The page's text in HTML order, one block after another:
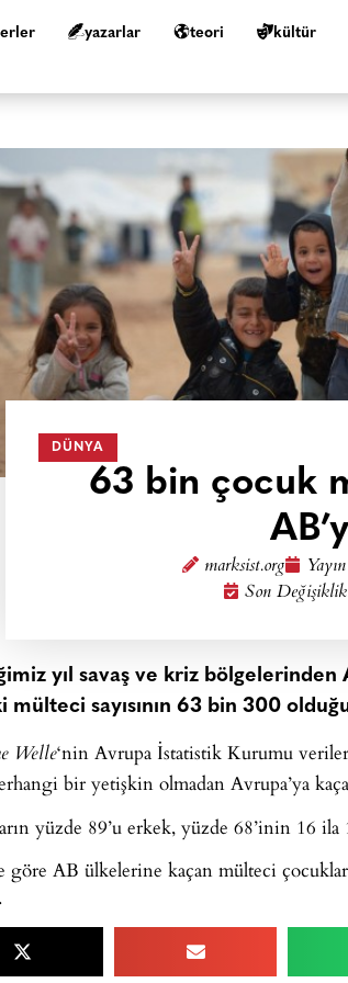
yazarlar teori kültür
DÜNYA
63 bin çocuk
marksist.org
Son
yıl savaş ve kriz bölgelerinden
mülteci sayısının 63 bin 300
Welle‘nin Avrupa İstatistik Kurumu
bir yetişkin olmadan Avrupa’ya
yüzde 89’u erkek, yüzde 68’inin 16 ila
göre AB ülkelerine kaçan mülteci